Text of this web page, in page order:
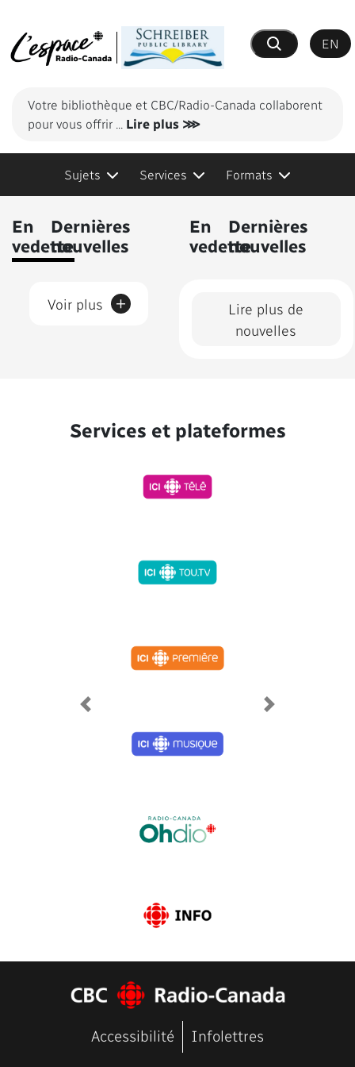
Recherche
EN
Votre bibliothèque et CBC/Radio-Canada collaborent
pour vous offrir ... Lire plus ⋙
Sujets Services Formats
En
vedette
Dernières
nouvelles
Lire plus de
nouvelles
En
vedette
Dernières
nouvelles
Voir plus +
Services et plateformes
Previous Next
Accessibilité Infolettres